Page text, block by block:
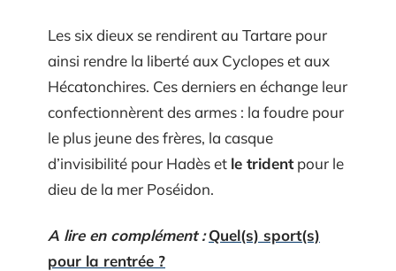
Les six dieux se rendirent au Tartare pour
ainsi rendre la liberté aux Cyclopes et aux
Hécatonchires. Ces derniers en échange leur
confectionnèrent des armes : la foudre pour
le plus jeune des frères, la casque
d’invisibilité pour Hadès et le tridentpour le
dieu de la mer Poséidon.
A lire en complément : Quel(s) sport(s)
pour la rentrée ?